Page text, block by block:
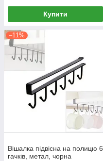
Купити
–11%
Вішалка підвісна на полицю 6
гачків, метал, чорна